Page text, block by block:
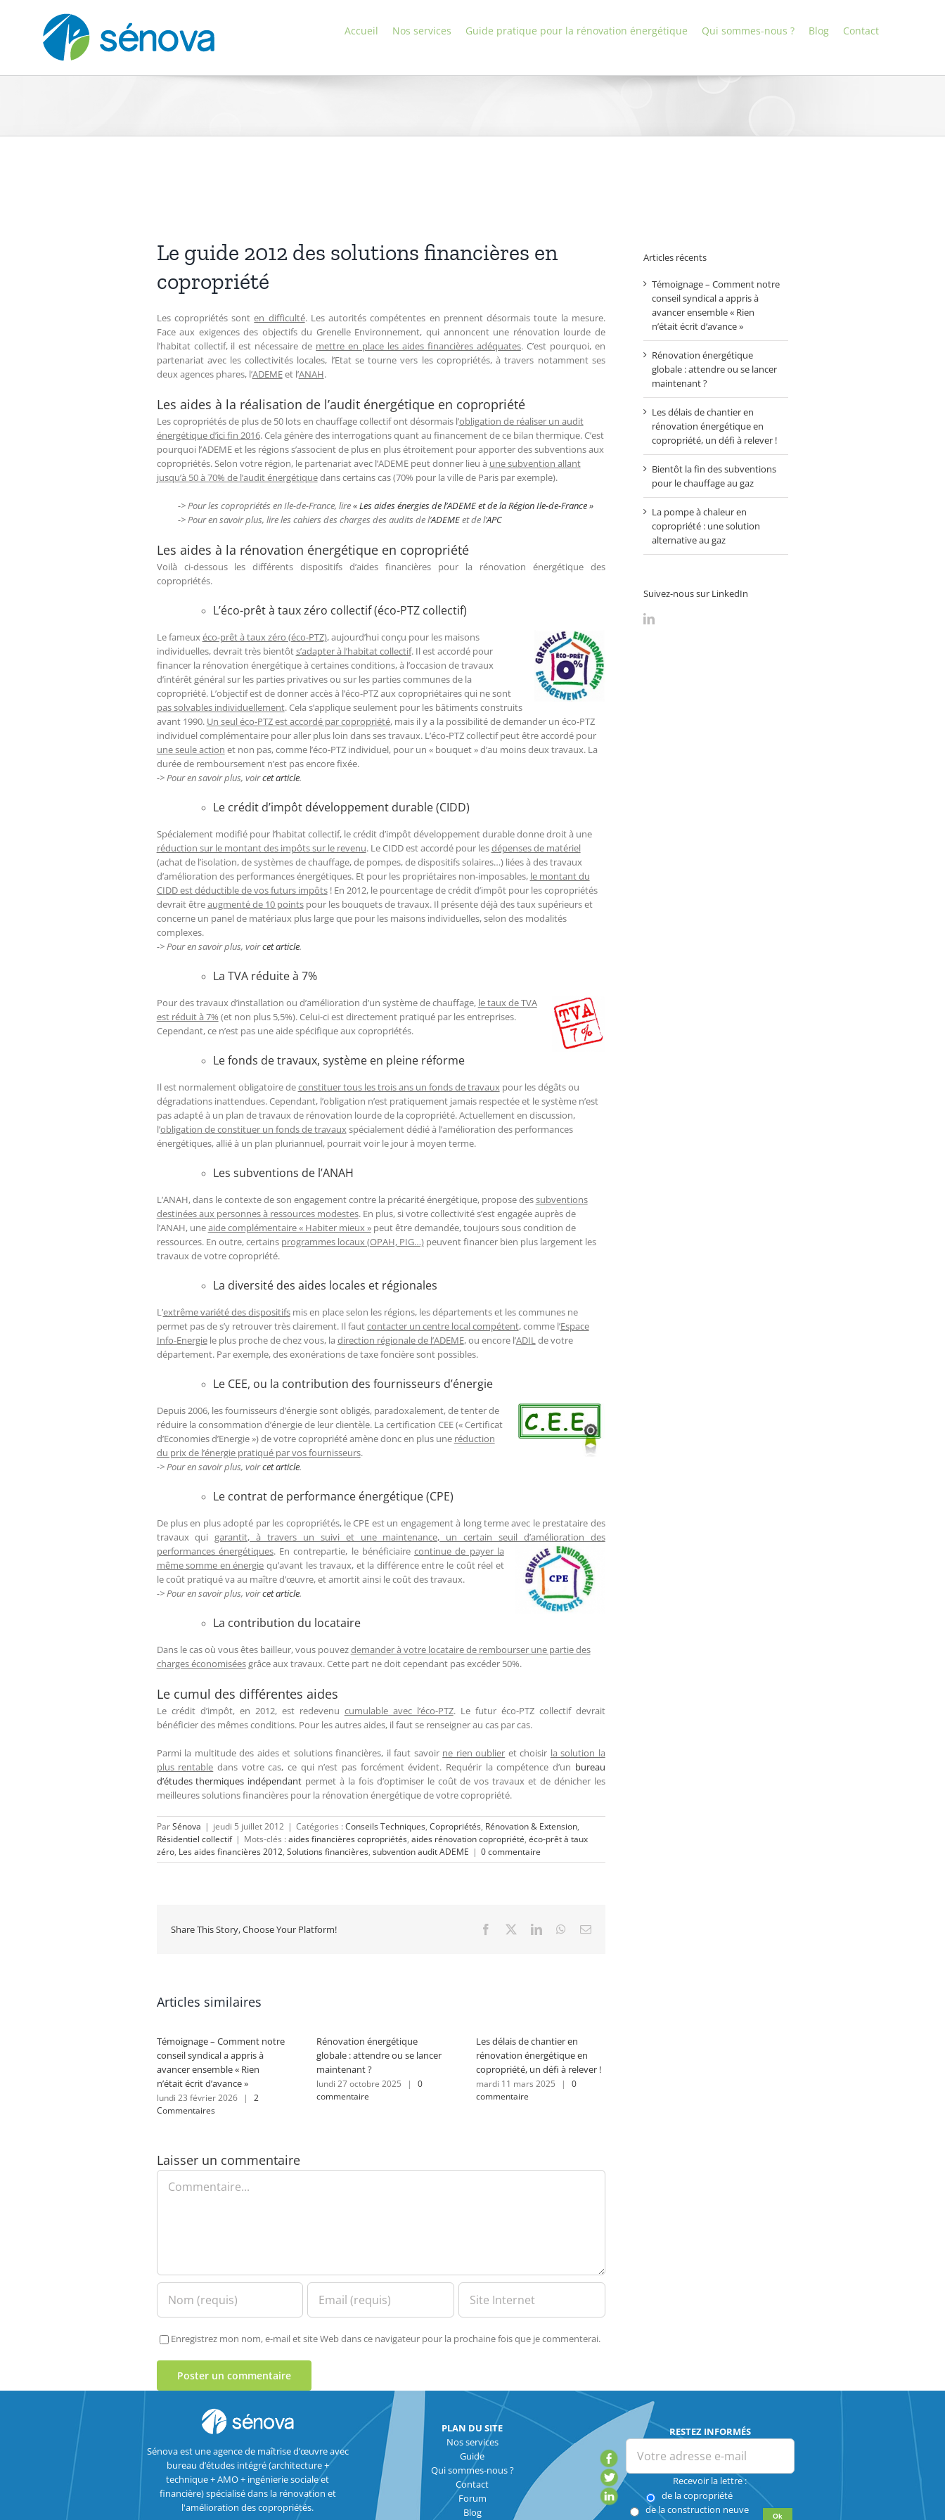
Accueil Nos services Guide pratique pour la rénovation énergétique Qui sommes-nous ? Blog Contact
Le guide 2012 des solutions financières en
copropriété
Les copropriétés sonten difficulté. Les autorités compétentes en prennent désormais toute la mesure.
Face aux exigences des objectifs du Grenelle Environnement, qui annoncent une rénovation lourde de
l’habitat collectif, il est nécessaire de mettre en place les aides financières adéquates. C’est pourquoi, en
partenariat avec les collectivités locales, l’Etat se tourne vers les copropriétés, à travers notamment ses
deux agences phares, l’ADEMEet l’ANAH.
Les aides à la réalisation de l’audit énergétique en copropriété
Les copropriétés de plus de 50 lots en chauffage collectif ont désormais l’obligation de réaliser un audit
énergétique d’ici fin 2016. Cela génère des interrogations quant au financement de ce bilan thermique. C’est
pourquoi l’ADEME et les régions s’associent de plus en plus étroitement pour apporter des subventions aux
copropriétés. Selon votre région, le partenariat avec l’ADEME peut donner lieu à une subvention allant
jusqu’à 50 à 70% de l’audit énergétiquedans certains cas (70% pour la ville de Paris par exemple).
-> Pour les copropriétés en Ile-de-France, lire« Les aides énergies de l’ADEME et de la Région Ile-de-France »
-> Pour en savoir plus, lire les cahiers des charges des audits de l’ADEMEet de l’APC
Les aides à la rénovation énergétique en copropriété
Voilà ci-dessous les différents dispositifs d’aides financières pour la rénovation énergétique des
copropriétés.
L’éco-prêt à taux zéro collectif (éco-PTZ collectif)
Le fameuxéco-prêt à taux zéro (éco-PTZ), aujourd’hui conçu pour les maisons
individuelles, devrait très bientôts’adapter à l’habitat collectif. Il est accordé pour
financer la rénovation énergétique à certaines conditions, à l’occasion de travaux
d’intérêt général sur les parties privatives ou sur les parties communes de la
copropriété. L’objectif est de donner accès à l’éco-PTZ aux copropriétaires qui ne sont
pas solvables individuellement. Cela s’applique seulement pour les bâtiments construits
avant 1990. Un seul éco-PTZ est accordé par copropriété, mais il y a la possibilité de demander un éco-PTZ
individuel complémentaire pour aller plus loin dans ses travaux. L’éco-PTZ collectif peut être accordé pour
une seule action et non pas, comme l’éco-PTZ individuel, pour un « bouquet » d’au moins deux travaux. La
durée de remboursement n’est pas encore fixée.
-> Pour en savoir plus, voircet article.
Le crédit d’impôt développement durable (CIDD)
Spécialement modifié pour l’habitat collectif, le crédit d’impôt développement durable donne droit à une
réduction sur le montant des impôts sur le revenu. Le CIDD est accordé pour lesdépenses de matériel
(achat de l’isolation, de systèmes de chauffage, de pompes, de dispositifs solaires…) liées à des travaux
d’amélioration des performances énergétiques. Et pour les propriétaires non-imposables, le montant du
CIDD est déductible de vos futurs impôts! En 2012, le pourcentage de crédit d’impôt pour les copropriétés
devrait êtreaugmenté de 10 pointspour les bouquets de travaux. Il présente déjà des taux supérieurs et
concerne un panel de matériaux plus large que pour les maisons individuelles, selon des modalités
complexes.
-> Pour en savoir plus, voircet article.
La TVA réduite à 7%
Pour des travaux d’installation ou d’amélioration d’un système de chauffage, le taux de TVA
est réduit à 7% (et non plus 5,5%). Celui-ci est directement pratiqué par les entreprises.
Cependant, ce n’est pas une aide spécifique aux copropriétés.
Le fonds de travaux, système en pleine réforme
Il est normalement obligatoire deconstituer tous les trois ans un fonds de travauxpour les dégâts ou
dégradations inattendues. Cependant, l’obligation n’est pratiquement jamais respectée et le système n’est
pas adapté à un plan de travaux de rénovation lourde de la copropriété. Actuellement en discussion,
l’obligation de constituer un fonds de travauxspécialement dédié à l’amélioration des performances
énergétiques, allié à un plan pluriannuel, pourrait voir le jour à moyen terme.
Les subventions de l’ANAH
L’ANAH, dans le contexte de son engagement contre la précarité énergétique, propose dessubventions
destinées aux personnes à ressources modestes. En plus, si votre collectivité s’est engagée auprès de
l’ANAH, uneaide complémentaire « Habiter mieux »peut être demandée, toujours sous condition de
ressources. En outre, certains programmes locaux (OPAH, PIG…)peuvent financer bien plus largement les
travaux de votre copropriété.
La diversité des aides locales et régionales
L’extrême variété des dispositifsmis en place selon les régions, les départements et les communes ne
permet pas de s’y retrouver très clairement. Il fautcontacter un centre local compétent, comme l’Espace
Info-Energiele plus proche de chez vous, la direction régionale de l’ADEME, ou encore l’ADILde votre
département. Par exemple, des exonérations de taxe foncière sont possibles.
Le CEE, ou la contribution des fournisseurs d’énergie
Depuis 2006, les fournisseurs d’énergie sont obligés, paradoxalement, de tenter de
réduire la consommation d’énergie de leur clientèle. La certification CEE (« Certificat
d’Economies d’Energie ») de votre copropriété amène donc en plus une réduction
du prix de l’énergie pratiqué par vos fournisseurs.
-> Pour en savoir plus, voircet article.
Le contrat de performance énergétique (CPE)
De plus en plus adopté par les copropriétés, le CPE est un engagement à long terme avec le prestataire des
travaux quigarantit, à travers un suivi et une maintenance, un certain seuil d’amélioration des
performances énergétiques.En contrepartie, le bénéficiairecontinue de payer la
même somme en énergie qu’avant les travaux, et la différence entre le coût réel et
le coût pratiqué va au maître d’œuvre, et amortit ainsi le coût des travaux.
-> Pour en savoir plus, voircet article.
La contribution du locataire
Dans le cas où vous êtes bailleur, vous pouvezdemander à votre locataire de rembourser une partie des
charges économiséesgrâce aux travaux. Cette part ne doit cependant pas excéder 50%.
Le cumul des différentes aides
Le crédit d’impôt, en 2012, est redevenu cumulable avec l’éco-PTZ. Le futur éco-PTZ collectif devrait
bénéficier des mêmes conditions. Pour les autres aides, il faut se renseigner au cas par cas.
Parmi la multitude des aides et solutions financières, il faut savoir ne rien oublier et choisir la solution la
plus rentable dans votre cas, ce qui n’est pas forcément évident. Requérir la compétence d’un bureau
d’études thermiques indépendant permet à la fois d’optimiser le coût de vos travaux et de dénicher les
meilleures solutions financières pour la rénovation énergétique de votre copropriété.
ParSénova | jeudi 5 juillet 2012 | Catégories : Conseils Techniques, Copropriétés, Rénovation & Extension,
Résidentiel collectif | Mots-clés : aides financières copropriétés, aides rénovation copropriété, éco-prêt à taux
zéro, Les aides financières 2012, Solutions financières, subvention audit ADEME | 0 commentaire
Share This Story, Choose Your Platform! Facebook LinkedInWhatsApp
Email
Articles similaires
Témoignage – Comment notre
conseil syndical a appris à
avancer ensemble « Rien
n’était écrit d’avance »
lundi 23 février 2026 |
2
Commentaires
Rénovation énergétique
globale : attendre ou se lancer
maintenant ?
lundi 27 octobre 2025 |
0
commentaire
Les délais de chantier en
rénovation énergétique en
copropriété, un défi à relever !
mardi 11 mars 2025 |
0
commentaire
Laisser un commentaire
Commentaire
Enregistrez mon nom, e-mail et site Web dans ce navigateur pour la prochaine fois que je commenterai.
Articles récents
Témoignage – Comment notre
conseil syndical a appris à
avancer ensemble « Rien
n’était écrit d’avance »
Rénovation énergétique
globale : attendre ou se lancer
maintenant ?
Les délais de chantier en
rénovation énergétique en
copropriété, un défi à relever !
Bientôt la fin des subventions
pour le chauffage au gaz
La pompe à chaleur en
copropriété : une solution
alternative au gaz
Suivez-nous sur LinkedIn
Sénova est une agence de maîtrise d’œuvre avec
bureau d’études intégré (architecture +
technique + AMO + ingénierie sociale et
financière) spécialisé dans la rénovation et
l'amélioration des copropriétés.
PLAN DU SITE
Nos services
Guide
Qui sommes-nous ?
Contact
Forum
Blog
RESTEZ INFORMÉS
Recevoir la lettre :
de la copropriété
de la construction neuve